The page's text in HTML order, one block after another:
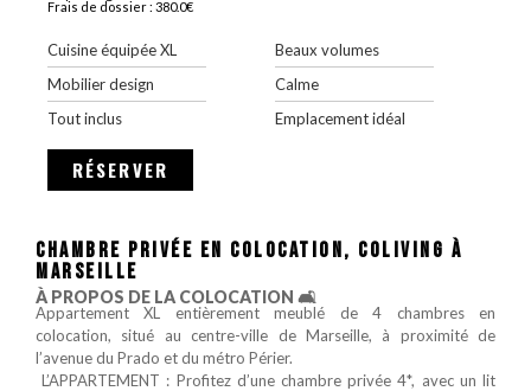
Frais de dossier : 380.0€
Cuisine équipée XL
Mobilier design
Tout inclus
Beaux volumes
Calme
Emplacement idéal
RÉSERVER
CHAMBRE PRIVÉE EN COLOCATION, COLIVING À
MARSEILLE
À PROPOS DE LA COLOCATION 🛋️
Appartement XL entièrement meublé de 4 chambres en
colocation, situé au centre-ville de Marseille, à proximité de
l’avenue du Prado et du métro Périer.
‍‍‍‍‍‍‍‍ L’APPARTEMENT : Profitez d’une chambre privée 4*, avec un lit